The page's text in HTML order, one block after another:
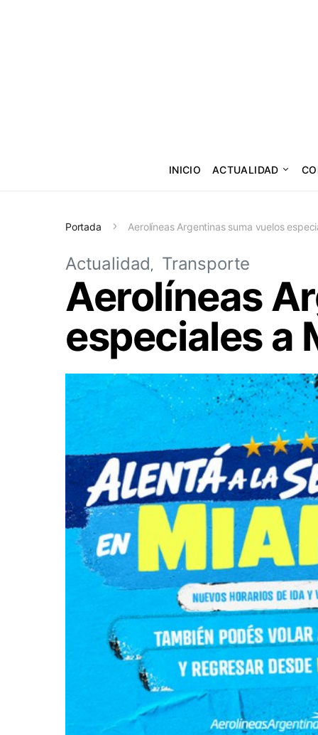
INICIO ACTUALIDAD
Portada Aerolíneas Argentinas suma vuelos
Actualidad Transporte
Aerolíneas
especiales a